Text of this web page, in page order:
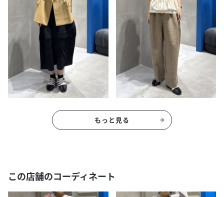
もっと見る
この店舗のコーディネート